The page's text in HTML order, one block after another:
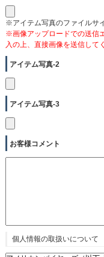
※アイテム写真のファイルサ
※画像アップロードでの送信
入の上、直接画像を送信して
アイテム写真-2
アイテム写真-3
お客様コメント
個人情報の取扱いについて